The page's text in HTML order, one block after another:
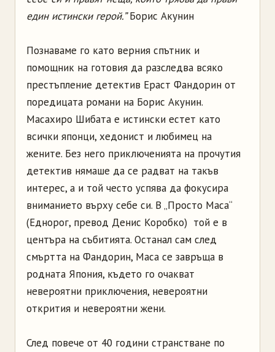
един истински герой.”Борис Акунин
Познаваме го като верния спътник и
помощник на готовия да разследва всяко
престъпление детектив Ераст Фандорин от
поредицата романи на Борис Акунин.
Масахиро Шибата е истински естет като
всички японци, хедонист и любимец на
жените. Без него приключенията на прочутия
детектив нямаше да се радват на такъв
интерес, а и той често успява да фокусира
вниманието върху себе си. В „Просто Маса“
(Еднорог, превод Денис Коробко) той е в
центъра на събитията. Останал сам след
смъртта на Фандорин, Маса се завръща в
родната Япония, където го очакват
невероятни приключения, невероятни
открития и невероятни жени.
След повече от 40 години странстване по